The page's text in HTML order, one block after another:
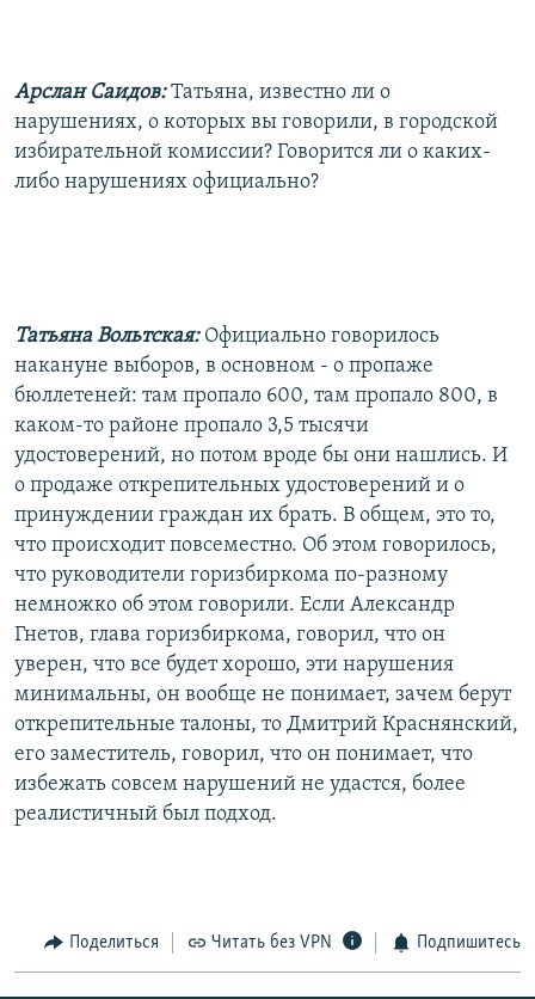
Арслан Саидов: Татьяна, известно ли о
нарушениях, о которых вы говорили, в городской
избирательной комиссии? Говорится ли о каких-
либо нарушениях официально?
Татьяна Вольтская: Официально говорилось
накануне выборов, в основном - о пропаже
бюллетеней: там пропало 600, там пропало 800, в
каком-то районе пропало 3,5 тысячи
удостоверений, но потом вроде бы они нашлись. И
о продаже открепительных удостоверений и о
принуждении граждан их брать. В общем, это то,
что происходит повсеместно. Об этом говорилось,
что руководители горизбиркома по-разному
немножко об этом говорили. Если Александр
Гнетов, глава горизбиркома, говорил, что он
уверен, что все будет хорошо, эти нарушения
минимальны, он вообще не понимает, зачем берут
открепительные талоны, то Дмитрий Краснянский,
его заместитель, говорил, что он понимает, что
избежать совсем нарушений не удастся, более
реалистичный был подход.
Поделиться Читать без VPN Подпишитесь